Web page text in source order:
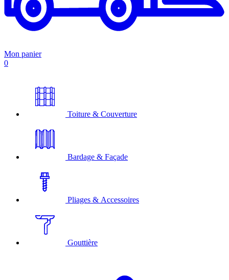
Mon panier
0
Toiture & Couverture
Bardage & Façade
Pliages & Accessoires
Gouttière